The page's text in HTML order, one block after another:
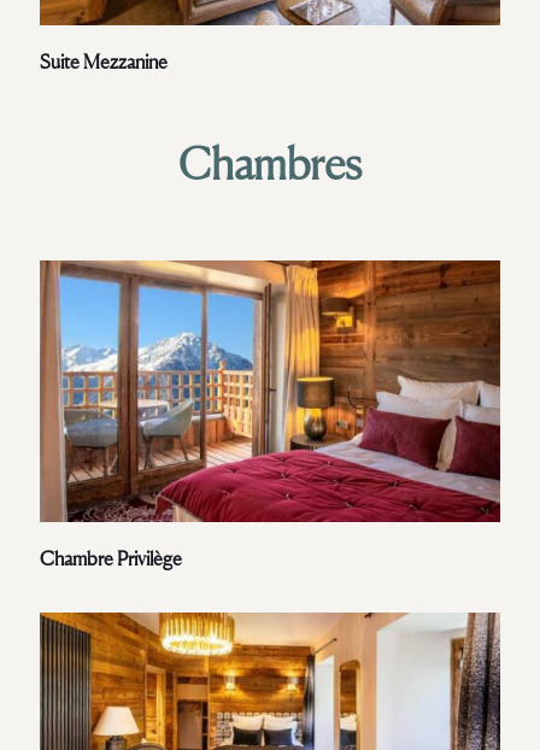
Suite Mezzanine
Chambres
Chambre Privilège